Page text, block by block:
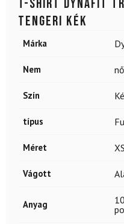
T-shirt DYNAFIT
tengeri kék
Márka
Nem
Szín
típus
Méret XS
Vágott
Anyag